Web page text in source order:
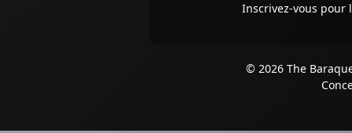
Inscrivez-vous pour
© 2026 The